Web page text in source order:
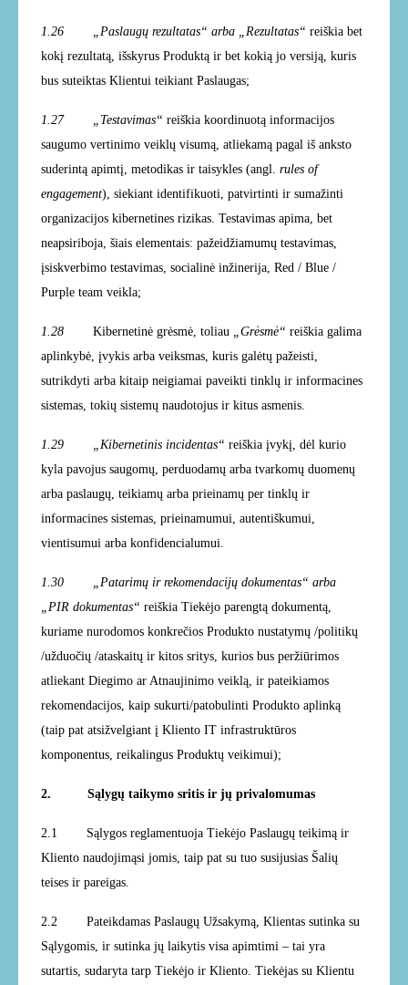
1.26 „Paslaugų rezultatas“ arba „Rezultatas“ reiškia bet
kokį rezultatą, išskyrus Produktą ir bet kokią jo versiją, kuris
bus suteiktas Klientui teikiant Paslaugas;
1.27 „Testavimas“ reiškia koordinuotą informacijos
saugumo vertinimo veiklų visumą, atliekamą pagal iš anksto
suderintą apimtį, metodikas ir taisykles (angl. rules of
engagement), siekiant identifikuoti, patvirtinti ir sumažinti
organizacijos kibernetines rizikas. Testavimas apima, bet
neapsiriboja, šiais elementais: pažeidžiamumų testavimas,
įsiskverbimo testavimas, socialinė inžinerija, Red / Blue /
Purple team veikla;
1.28 Kibernetinė grėsmė, toliau „Grėsmė“ reiškia galima
aplinkybė, įvykis arba veiksmas, kuris galėtų pažeisti,
sutrikdyti arba kitaip neigiamai paveikti tinklų ir informacines
sistemas, tokių sistemų naudotojus ir kitus asmenis.
1.29 „Kibernetinis incidentas“ reiškia įvykį, dėl kurio
kyla pavojus saugomų, perduodamų arba tvarkomų duomenų
arba paslaugų, teikiamų arba prieinamų per tinklų ir
informacines sistemas, prieinamumui, autentiškumui,
vientisumui arba konfidencialumui.
1.30 „Patarimų ir rekomendacijų dokumentas“ arba
„PIR dokumentas“ reiškia Tiekėjo parengtą dokumentą,
kuriame nurodomos konkrečios Produkto nustatymų /politikų
/užduočių /ataskaitų ir kitos sritys, kurios bus peržiūrimos
atliekant Diegimo ar Atnaujinimo veiklą, ir pateikiamos
rekomendacijos, kaip sukurti/patobulinti Produkto aplinką
(taip pat atsižvelgiant į Kliento IT infrastruktūros
komponentus, reikalingus Produktų veikimui);
2. Sąlygų taikymo sritis ir jų privalomumas
2.1 Sąlygos reglamentuoja Tiekėjo Paslaugų teikimą ir
Kliento naudojimąsi jomis, taip pat su tuo susijusias Šalių
teises ir pareigas.
2.2 Pateikdamas Paslaugų Užsakymą, Klientas sutinka su
Sąlygomis, ir sutinka jų laikytis visa apimtimi – tai yra
sutartis, sudaryta tarp Tiekėjo ir Kliento. Tiekėjas su Klientu